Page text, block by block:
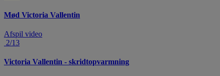
Mød Victoria Vallentin
Afspil video
2/13
Victoria Vallentin - skridtopvarmning